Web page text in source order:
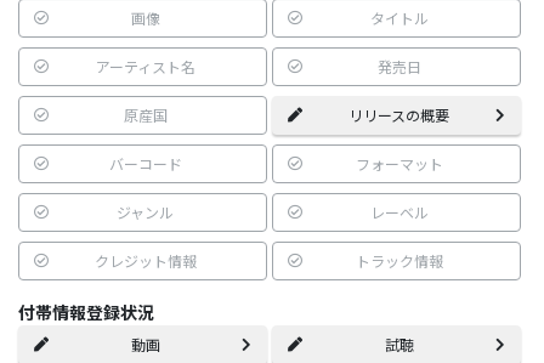
画像 タイトル
アーティスト名 発売日
原産国 リリースの概要
バーコード フォーマット
ジャンル レーベル
クレジット情報 トラック情報
付帯情報登録状況
動画 試聴